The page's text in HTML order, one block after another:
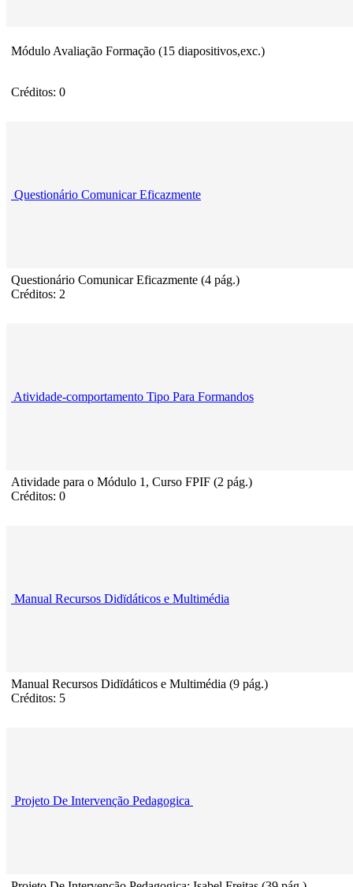
Módulo Avaliação Formação (15 diapositivos,exc.)
Créditos: 0
Questionário Comunicar Eficazmente
Questionário Comunicar Eficazmente (4 pág.)
Créditos: 2
Atividade-comportamento Tipo Para Formandos
Atividade para o Módulo 1, Curso FPIF (2 pág.)
Créditos: 0
Manual Recursos Didïdáticos e Multimédia
Manual Recursos Didïdáticos e Multimédia (9 pág.)
Créditos: 5
Projeto De Intervenção Pedagogica